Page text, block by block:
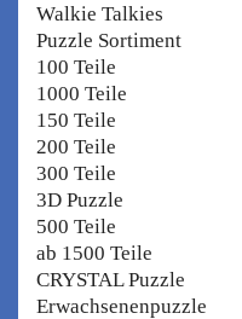
Walkie Talkies
Puzzle Sortiment
100 Teile
1000 Teile
150 Teile
200 Teile
300 Teile
3D Puzzle
500 Teile
ab 1500 Teile
CRYSTAL Puzzle
Erwachsenenpuzzle